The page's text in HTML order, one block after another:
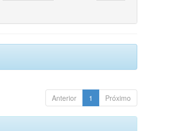
Anterior 1 Próximo